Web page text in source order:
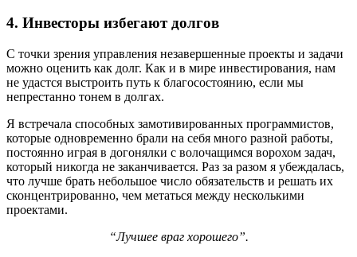
4. Инвесторы избегают долгов
С точки зрения управления незавершенные проекты и задачи
можно оценить как долг. Как и в мире инвестирования, нам
не удастся выстроить путь к благосостоянию, если мы
непрестанно тонем в долгах.
Я встречала способных замотивированных программистов,
которые одновременно брали на себя много разной работы,
постоянно играя в догонялки с волочащимся ворохом задач,
который никогда не заканчивается. Раз за разом я убеждалась,
что лучше брать небольшое число обязательств и решать их
сконцентрированно, чем метаться между несколькими
проектами.
“Лучшее враг хорошего”.